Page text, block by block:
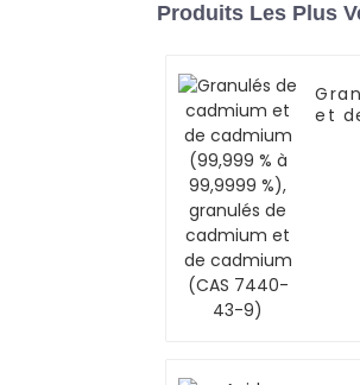
Produits Les Plus
et